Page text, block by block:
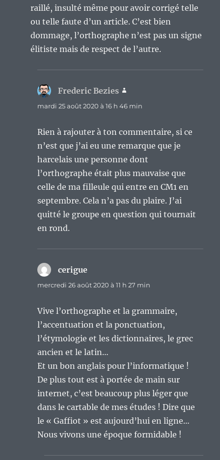
raillé, insulté même pour avoir corrigé telle
ou telle faute d’un article. C’est bien
dommage, l’orthographe n’est pas un signe
élitiste mais de respect de l’autre.
Frederic Bezies
mardi 25 août 2020 à 16 h 46 min
Rien à rajouter à ton commentaire, si ce
n’est que j’ai eu une remarque que je
harcelais une personne dont
l’orthographe était plus mauvaise que
celle de ma filleule qui entre en CM1 en
septembre. Cela n’a pas du plaire. J’ai
quitté le groupe en question qui tournait
en rond.
cerigue
mercredi 26 août 2020 à 11 h 27 min
Vive l’orthographe et la grammaire,
l’accentuation et la ponctuation,
l’étymologie et les dictionnaires, le grec
ancien et le latin…
Et un bon anglais pour l’informatique !
De plus tout est à portée de main sur
internet, c’est beaucoup plus léger que
dans le cartable de mes études ! Dire que
le « Gaffiot » est aujourd’hui en ligne…
Nous vivons une époque formidable !